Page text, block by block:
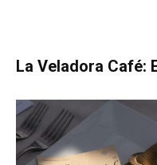
La Veladora Café: